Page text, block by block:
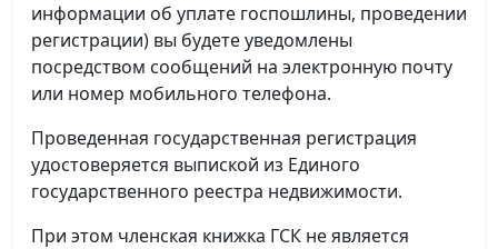
информации об уплате госпошлины, проведении
регистрации) вы будете уведомлены
посредством сообщений на электронную почту
или номер мобильного телефона.
Проведенная государственная регистрация
удостоверяется выпиской из Единого
государственного реестра недвижимости.
При этом членская книжка ГСК не является